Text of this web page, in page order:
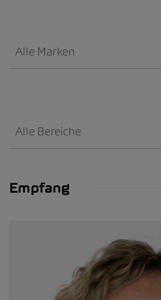
Alle Marken
Alle Bereiche
Empfang